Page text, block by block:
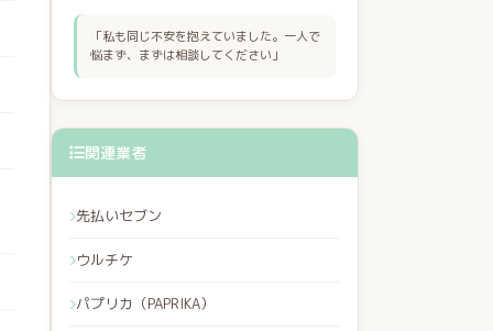
「私も同じ不安を抱えていました。一人で
悩まず、まずは相談してください」
関連業者
先払いセブン
ウルチケ
パプリカ（PAPRIKA）